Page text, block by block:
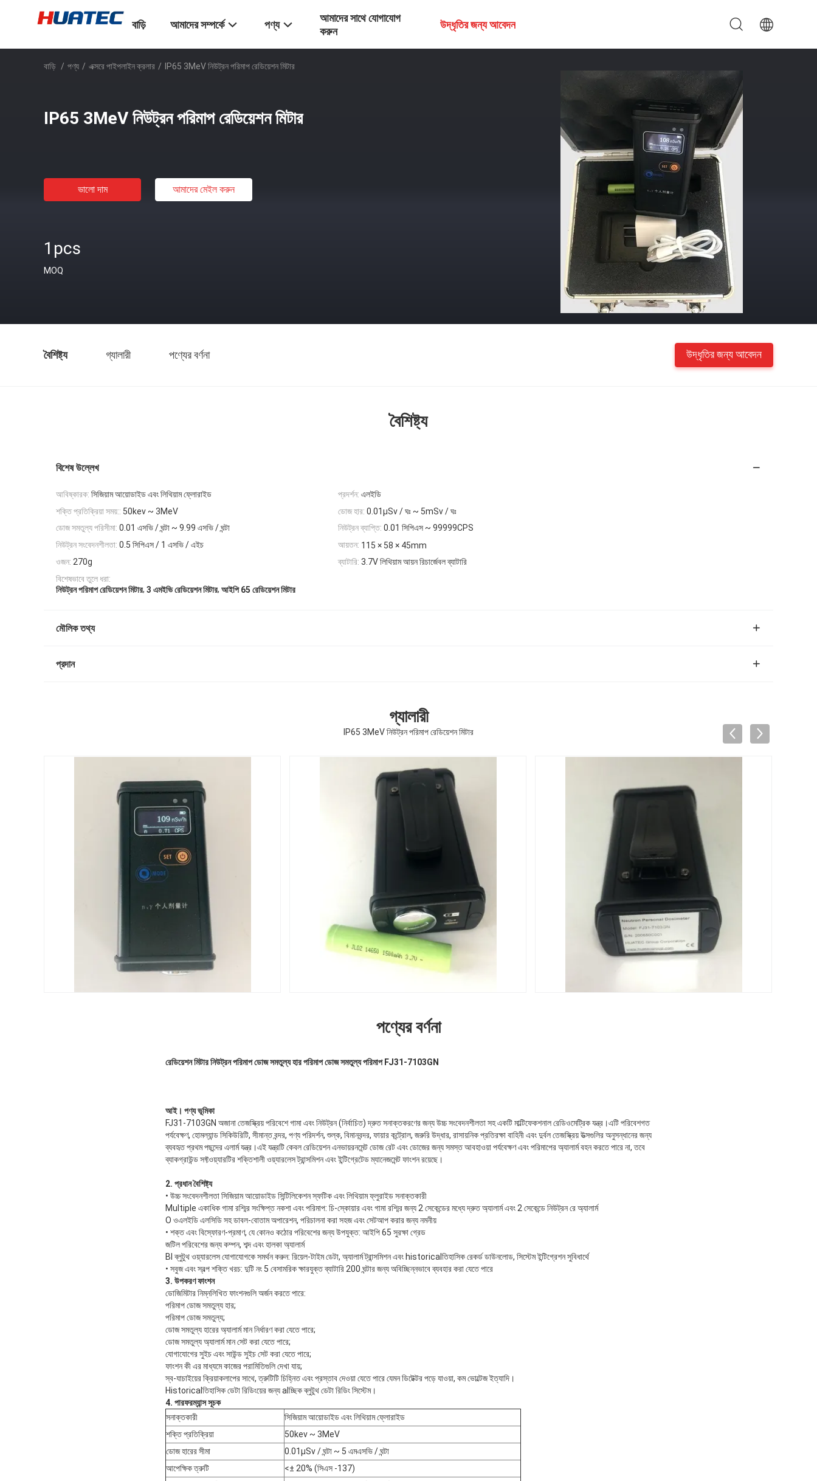
বাড়ি আমাদের সম্পর্কে পণ্য
আমাদের সাথে যোগাযোগ
করুন
উদ্ধৃতির জন্য আবেদন
বাড়ি / পণ্য / এক্সরে পাইপলাইন ক্রলার / IP65 3MeV নিউট্রন পরিমাপ রেডিয়েশন মিটার
IP65 3MeV নিউট্রন পরিমাপ রেডিয়েশন মিটার
ভালো দাম আমাদের মেইল ​​করুন
1pcs
MOQ
বৈশিষ্ট্য গ্যালারী পণ্যের বর্ণনা উদ্ধৃতির জন্য আবেদন
বৈশিষ্ট্য
বিশেষ উল্লেখ
আবিষ্কারক: সিজিয়াম আয়োডাইড এবং লিথিয়াম ফ্লোরাইড প্রদর্শন: এলইডি
শক্তি প্রতিক্রিয়া সময়:: 50kev ~ 3MeV ডোজ হার: 0.01μSv / ঘঃ ~ 5mSv / ঘঃ
ডোজ সমতুল্য পরিসীমা: 0.01 এসভি / ঘন্টা ~ 9.99 এসভি / ঘন্টা নিউট্রন ব্যাপ্তি: 0.01 সিপিএস ~ 99999CPS
নিউট্রন সংবেদনশীলতা: 0.5 সিপিএস / 1 এসভি / এইচ আয়তন: 115 × 58 × 45mm
ওজন: 270g ব্যাটারি: 3.7V লিথিয়াম আয়ন রিচার্জেবল ব্যাটারি
বিশেষভাবে তুলে ধরা:
নিউট্রন পরিমাপ রেডিয়েশন মিটার, 3 এমইভি রেডিয়েশন মিটার, আইপি 65 রেডিয়েশন মিটার
মৌলিক তথ্য
প্রদান
গ্যালারী
IP65 3MeV নিউট্রন পরিমাপ রেডিয়েশন মিটার
পণ্যের বর্ণনা
রেডিয়েশন মিটার নিউট্রন পরিমাপ ডোজ সমতুল্য হার পরিমাপ ডোজ সমতুল্য পরিমাপ FJ31-7103GN
আই। পণ্য ভূমিকা
FJ31-7103GN অজানা তেজস্ক্রিয় পরিবেশে গামা এবং নিউট্রন (নির্বাচিত) দ্রুত সনাক্তকরণের জন্য উচ্চ সংবেদনশীলতা সহ একটি মাল্টিফেকশনাল রেডিওমেট্রিক যন্ত্র।এটি পরিবেশগত
পর্যবেক্ষণ, হোমল্যান্ড সিকিউরিটি, সীমান্ত বন্দর, পণ্য পরিদর্শন, শুল্ক, বিমানবন্দর, ফায়ার কন্ট্রোল, জরুরি উদ্ধার, রাসায়নিক প্রতিরক্ষা বাহিনী এবং দুর্বল তেজস্ক্রিয় উত্সগুলির অনুসন্ধানের জন্য
ব্যবহৃত প্রথম পছন্দের এলার্ম যন্ত্র।এই যন্ত্রটি কেবল রেডিয়েশন এনভায়রনমেন্ট ডোজ রেট এবং ডোজের জন্য সমস্ত আবহাওয়া পর্যবেক্ষণ এবং পরিমাপের অ্যালার্ম বহন করতে পারে না, তবে
ব্যাকগ্রাউন্ড সফ্টওয়্যারটির শক্তিশালী ওয়্যারলেস ট্রান্সমিশন এবং ইন্টিগ্রেটেড ম্যানেজমেন্ট ফাংশন রয়েছে।
2. প্রধান বৈশিষ্ট্য
• উচ্চ সংবেদনশীলতা সিজিয়াম আয়োডাইড সিন্টিলিকেশন স্ফটিক এবং লিথিয়াম ফ্লুরাইড সনাক্তকারী
Multiple একাধিক গামা রশ্মির সংক্ষিপ্ত নকশা এবং পরিমাপ: চি-স্কোয়ার এবং গামা রশ্মির জন্য 2 সেকেন্ডের মধ্যে দ্রুত অ্যালার্ম এবং 2 সেকেন্ডে নিউট্রন রে অ্যালার্ম
O ওএলইডি এলসিডি সহ ডাবল-বোতাম অপারেশন, পরিচালনা করা সহজ এবং সেটআপ করার জন্য নমনীয়
• শক্ত এবং বিস্ফোরণ-প্রমাণ, যে কোনও কঠোর পরিবেশের জন্য উপযুক্ত: আইপি 65 সুরক্ষা গ্রেড
জটিল পরিবেশের জন্য কম্পন, শব্দ এবং হালকা অ্যালার্ম
Bl ব্লুটুথ ওয়্যারলেস যোগাযোগকে সমর্থন করুন: রিয়েল-টাইম ডেটা, অ্যালার্ম ট্রান্সমিশন এবং historicalতিহাসিক রেকর্ড ডাউনলোড, সিস্টেম ইন্টিগ্রেশন সুবিধার্থে
• সবুজ এবং স্বল্প শক্তি খরচ: দুটি নং 5 বেসামরিক ক্ষারযুক্ত ব্যাটারি 200 ঘন্টার জন্য অবিচ্ছিন্নভাবে ব্যবহার করা যেতে পারে
3. উপকরণ ফাংশন
ডোজিমিটার নিম্নলিখিত ফাংশনগুলি অর্জন করতে পারে:
পরিমাপ ডোজ সমতুল্য হার;
পরিমাপ ডোজ সমতুল্য;
ডোজ সমতুল্য হারের অ্যালার্ম মান নির্ধারণ করা যেতে পারে;
ডোজ সমতুল্য অ্যালার্ম মান সেট করা যেতে পারে;
যোগাযোগের সুইচ এবং সাউন্ড সুইচ সেট করা যেতে পারে;
ফাংশন কী এর মাধ্যমে কাজের পরামিতিগুলি দেখা যায়;
স্ব-যাচাইয়ের ক্রিয়াকলাপের সাথে, ত্রুটিটি চিহ্নিত এবং প্রস্তাব দেওয়া যেতে পারে যেমন ডিটেক্টর পড়ে যাওয়া, কম ভোল্টেজ ইত্যাদি।
Historicalতিহাসিক ডেটা রিডিংয়ের জন্য alচ্ছিক ব্লুটুথ ডেটা রিডিং সিস্টেম।
4. পারফরম্যান্স সূচক
সনাক্তকারী
সিজিয়াম আয়োডাইড এবং লিথিয়াম ফ্লোরাইড
শক্তি প্রতিক্রিয়া
50kev ~ 3MeV
ডোজ হারের সীমা
0.01μSv / ঘন্টা ~ 5 এমএসভি / ঘন্টা
আপেক্ষিক ত্রুটি
<± 20% (সিএস -137)